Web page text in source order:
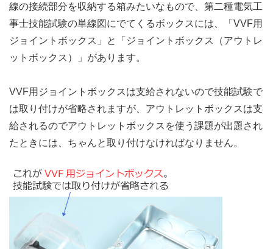
線の接続部分を収納する箱みたいなもので、第二種電気工
事士技能試験の単線図にでてくるボックスには、「VVF用
ジョイントボックス」と「ジョイントボックス（アウトレ
ットボックス）」があります。
VVF用ジョイントボックスは支給されないので技能試験で
は取り付けが省略されますが、アウトレットボックスは支
給されるのでアウトレットボックスを使う課題が出題され
たときには、ちゃんと取り付けなければなりません。